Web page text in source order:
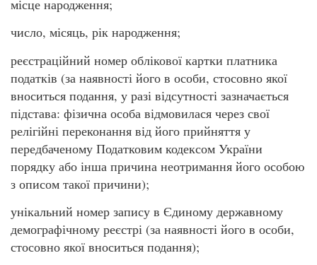
місце народження;
число, місяць, рік народження;
реєстраційний номер облікової картки платника
податків (за наявності його в особи, стосовно якої
вноситься подання, у разі відсутності зазначається
підстава: фізична особа відмовилася через свої
релігійні переконання від його прийняття у
передбаченому Податковим кодексом України
порядку або інша причина неотримання його особою
з описом такої причини);
унікальний номер запису в Єдиному державному
демографічному реєстрі (за наявності його в особи,
стосовно якої вноситься подання);